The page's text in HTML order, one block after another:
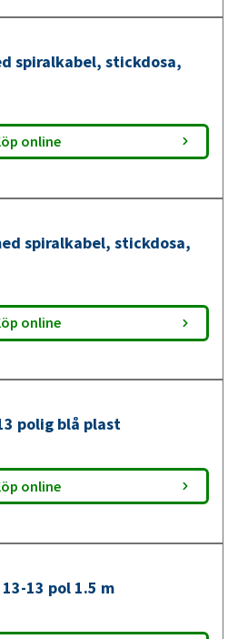
spiralkabel, stickdosa,
online
spiralkabel, stickdosa,
online
polig blå plast
online
13 pol 1.5 m